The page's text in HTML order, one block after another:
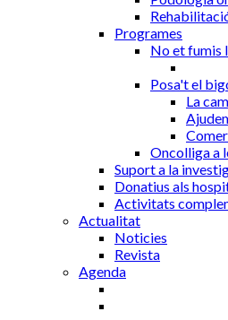
Programes
No et fumis
Posa't el
La
Oncolliga a
Suport a la
Donatius als
Activitats
Actualitat
Noticies
Revista
Agenda